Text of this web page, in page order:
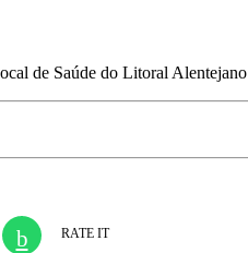
de Saúde do Litoral Alentejano
RATE IT